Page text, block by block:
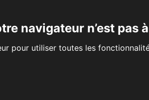
navigateur n’est pas
pour utiliser toutes les